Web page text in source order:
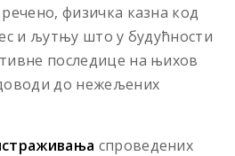
физичка казна код
и љутњу што у будућности
последице на њихов
до нежељених
спроведених